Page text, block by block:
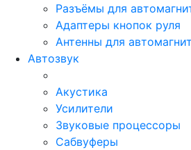
Разъёмы для
Адаптеры кнопок руля
Антенны для
Автозвук
Акустика
Усилители
Звуковые процессоры
Сабвуферы